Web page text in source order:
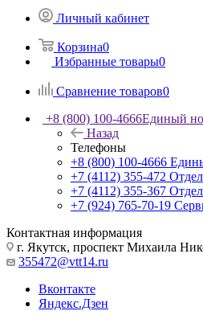
Личный кабинет
Корзина0
Избранные товары0
Сравнение товаров0
+8 (800) 100-4666Единый
Назад
Телефоны
+8 (800) 100-4666
+7 (4112) 355-472
+7 (4112) 355-367
+7 (924) 765-70-19
Контактная информация
г. Якутск, проспект Михаила
355472@vtt14.ru
Вконтакте
Яндекс.Дзен